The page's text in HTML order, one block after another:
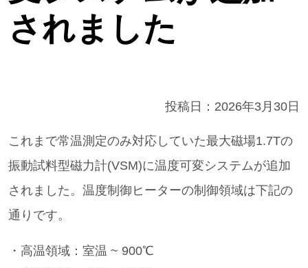
研究支援 ユニット
されました
投稿日： 2026年3月30日
これまで常温測定のみ対応していた最大磁場1.7Tの
振動試料型磁力計(VSM)に温度可変システムが追加
されました。温度制御ヒーターの制御領域は下記の
通りです。
・高温領域：室温 ~ 900℃